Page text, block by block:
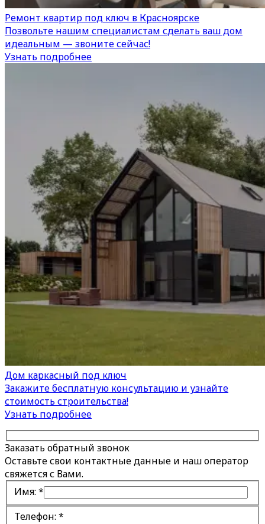
Ремонт квартир под ключ в Красноярске
Позвольте нашим специалистам сделать ваш дом
идеальным — звоните сейчас!
Узнать подробнее
Дом каркасный под ключ
Закажите бесплатную консультацию и узнайте
стоимость строительства!
Узнать подробнее
Заказать обратный звонок
Оставьте свои контактные данные и наш оператор
свяжется с Вами.
Имя: *
Телефон: *